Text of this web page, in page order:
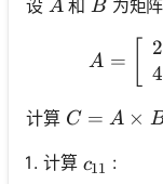
设 A
A 和 B
B为矩
A =
2
4
计算 C=A
C = A ×
计算 c_{11}
c11 :